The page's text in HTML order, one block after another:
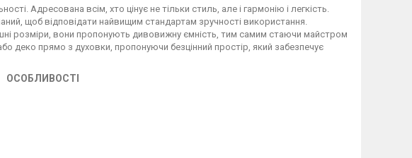
Адресована всім, хто цінує не тільки стиль, але і гармонію і легкість.
щоб відповідати найвищим стандартам зручності використання.
розміри, вони пропонують дивовижну ємність, тим самим стаючи майстром
деко прямо з духовки, пропонуючи безцінний простір, який забезпечує
ОСОБЛИВОСТІ